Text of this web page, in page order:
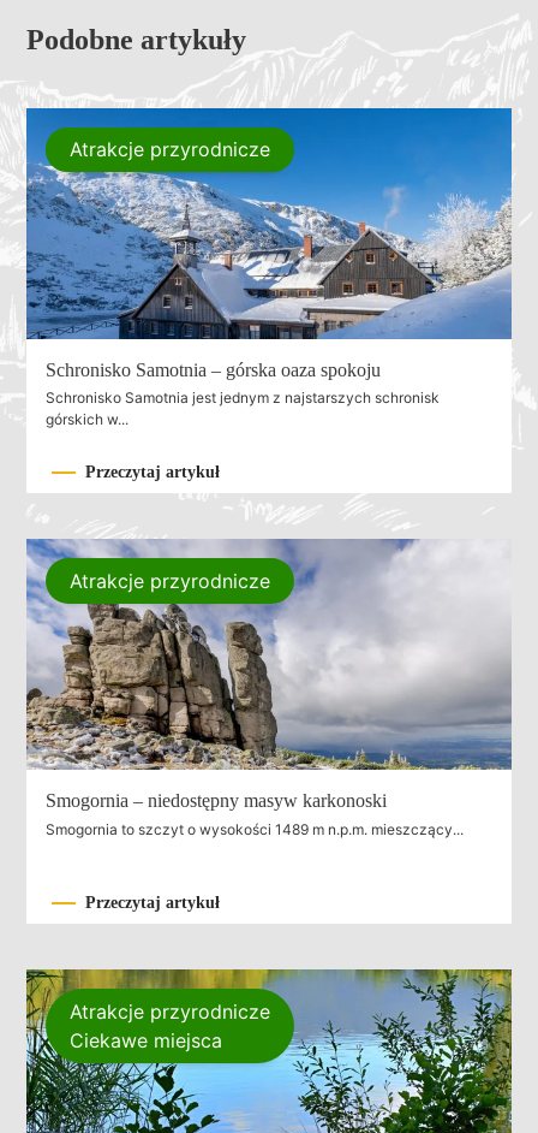
Podobne artykuły
Schronisko Samotnia – górska oaza spokoju
Schronisko Samotnia jest jednym z najstarszych schronisk
górskich w...
Przeczytaj artykuł
Atrakcje przyrodnicze
Smogornia – niedostępny masyw karkonoski
Smogornia to szczyt o wysokości 1489 m n.p.m. mieszczący...
Przeczytaj artykuł
Atrakcje przyrodnicze
Atrakcje przyrodnicze
Ciekawe miejsca